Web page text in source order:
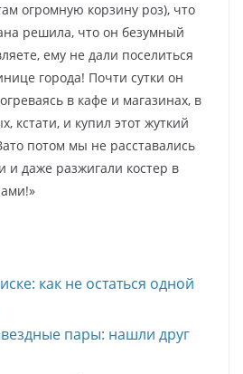
огромную корзину роз), что
решила, что он безумный
ему не дали поселиться
города! Почти сутки он
в кафе и магазинах, в
кстати, и купил этот жуткий
потом мы не расставались
и даже разжигали костер в
как не остаться одной
пары: нашли друг